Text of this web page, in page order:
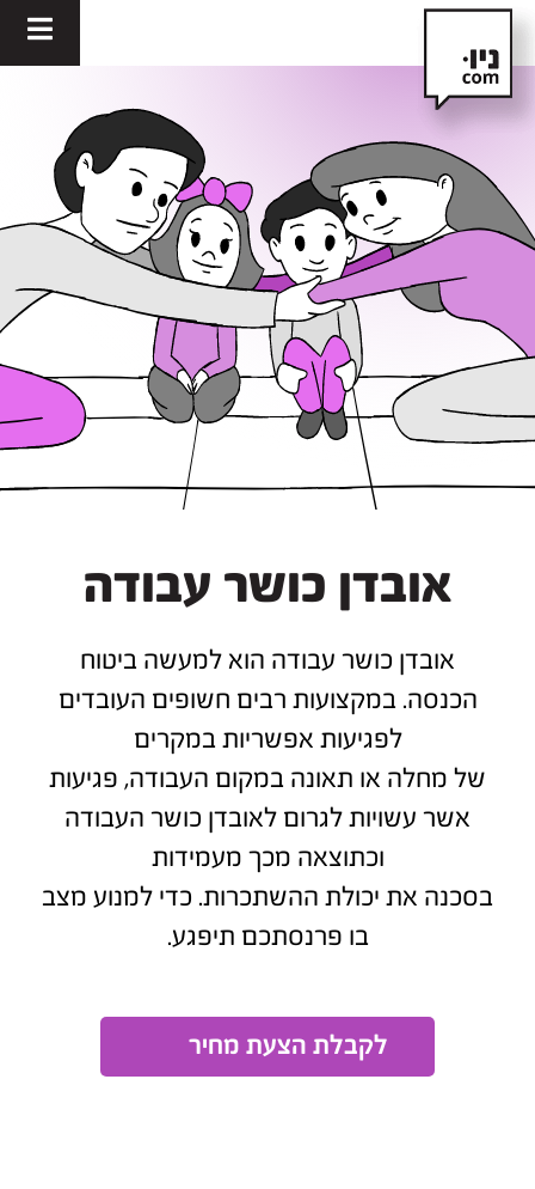
אובדן כושר עבודה
אובדן כושר עבודה הוא למעשה ביטוח
הכנסה. במקצועות רבים חשופים העובדים
לפגיעות אפשריות במקרים
של מחלה או תאונה במקום העבודה, פגיעות
אשר עשויות לגרום לאובדן כושר העבודה
וכתוצאה מכך מעמידות
בסכנה את יכולת ההשתכרות. כדי למנוע מצב
בו פרנסתכם תיפגע.
לקבלת הצעת מחיר